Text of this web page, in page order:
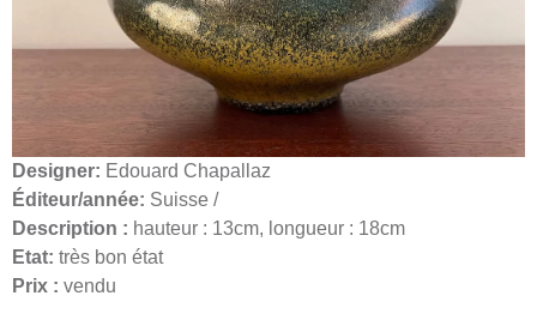
Designer: Edouard Chapallaz
Éditeur/année: Suisse /
Description : hauteur : 13cm, longueur : 18cm
Etat: très bon état
Prix : vendu